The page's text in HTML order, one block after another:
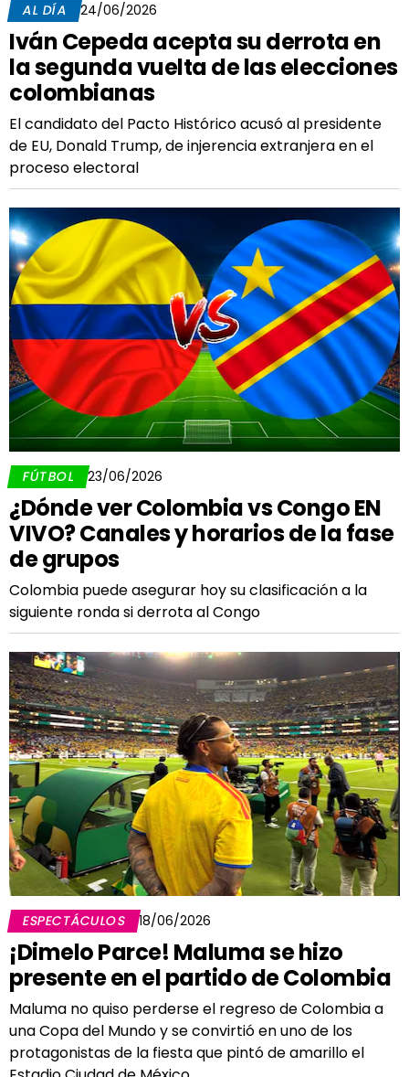
AL DÍA 24/06/2026
Iván Cepeda acepta su derrota en
la segunda vuelta de las elecciones
colombianas
El candidato del Pacto Histórico acusó al presidente
de EU, Donald Trump, de injerencia extranjera en el
proceso electoral
FÚTBOL 23/06/2026
¿Dónde ver Colombia vs Congo EN
VIVO? Canales y horarios de la fase
de grupos
Colombia puede asegurar hoy su clasificación a la
siguiente ronda si derrota al Congo
ESPECTÁCULOS 18/06/2026
¡Dimelo Parce! Maluma se hizo
presente en el partido de Colombia
Maluma no quiso perderse el regreso de Colombia a
una Copa del Mundo y se convirtió en uno de los
protagonistas de la fiesta que pintó de amarillo el